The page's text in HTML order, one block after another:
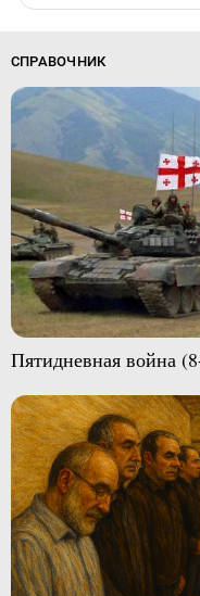
СПРАВОЧНИК
Пятидневная война